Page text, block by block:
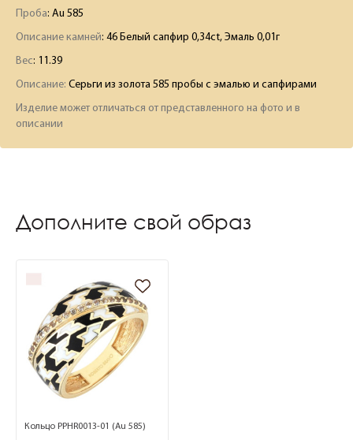
Проба: Au 585
Описание камней: 46 Белый сапфир 0,34ct, Эмаль 0,01г
Вес: 11.39
Описание: Серьги из золота 585 пробы с эмалью и сапфирами
Изделие может отличаться от представленного на фото и в
описании
Дополните свой образ
Кольцо PPHR0013-01 (Au 585)